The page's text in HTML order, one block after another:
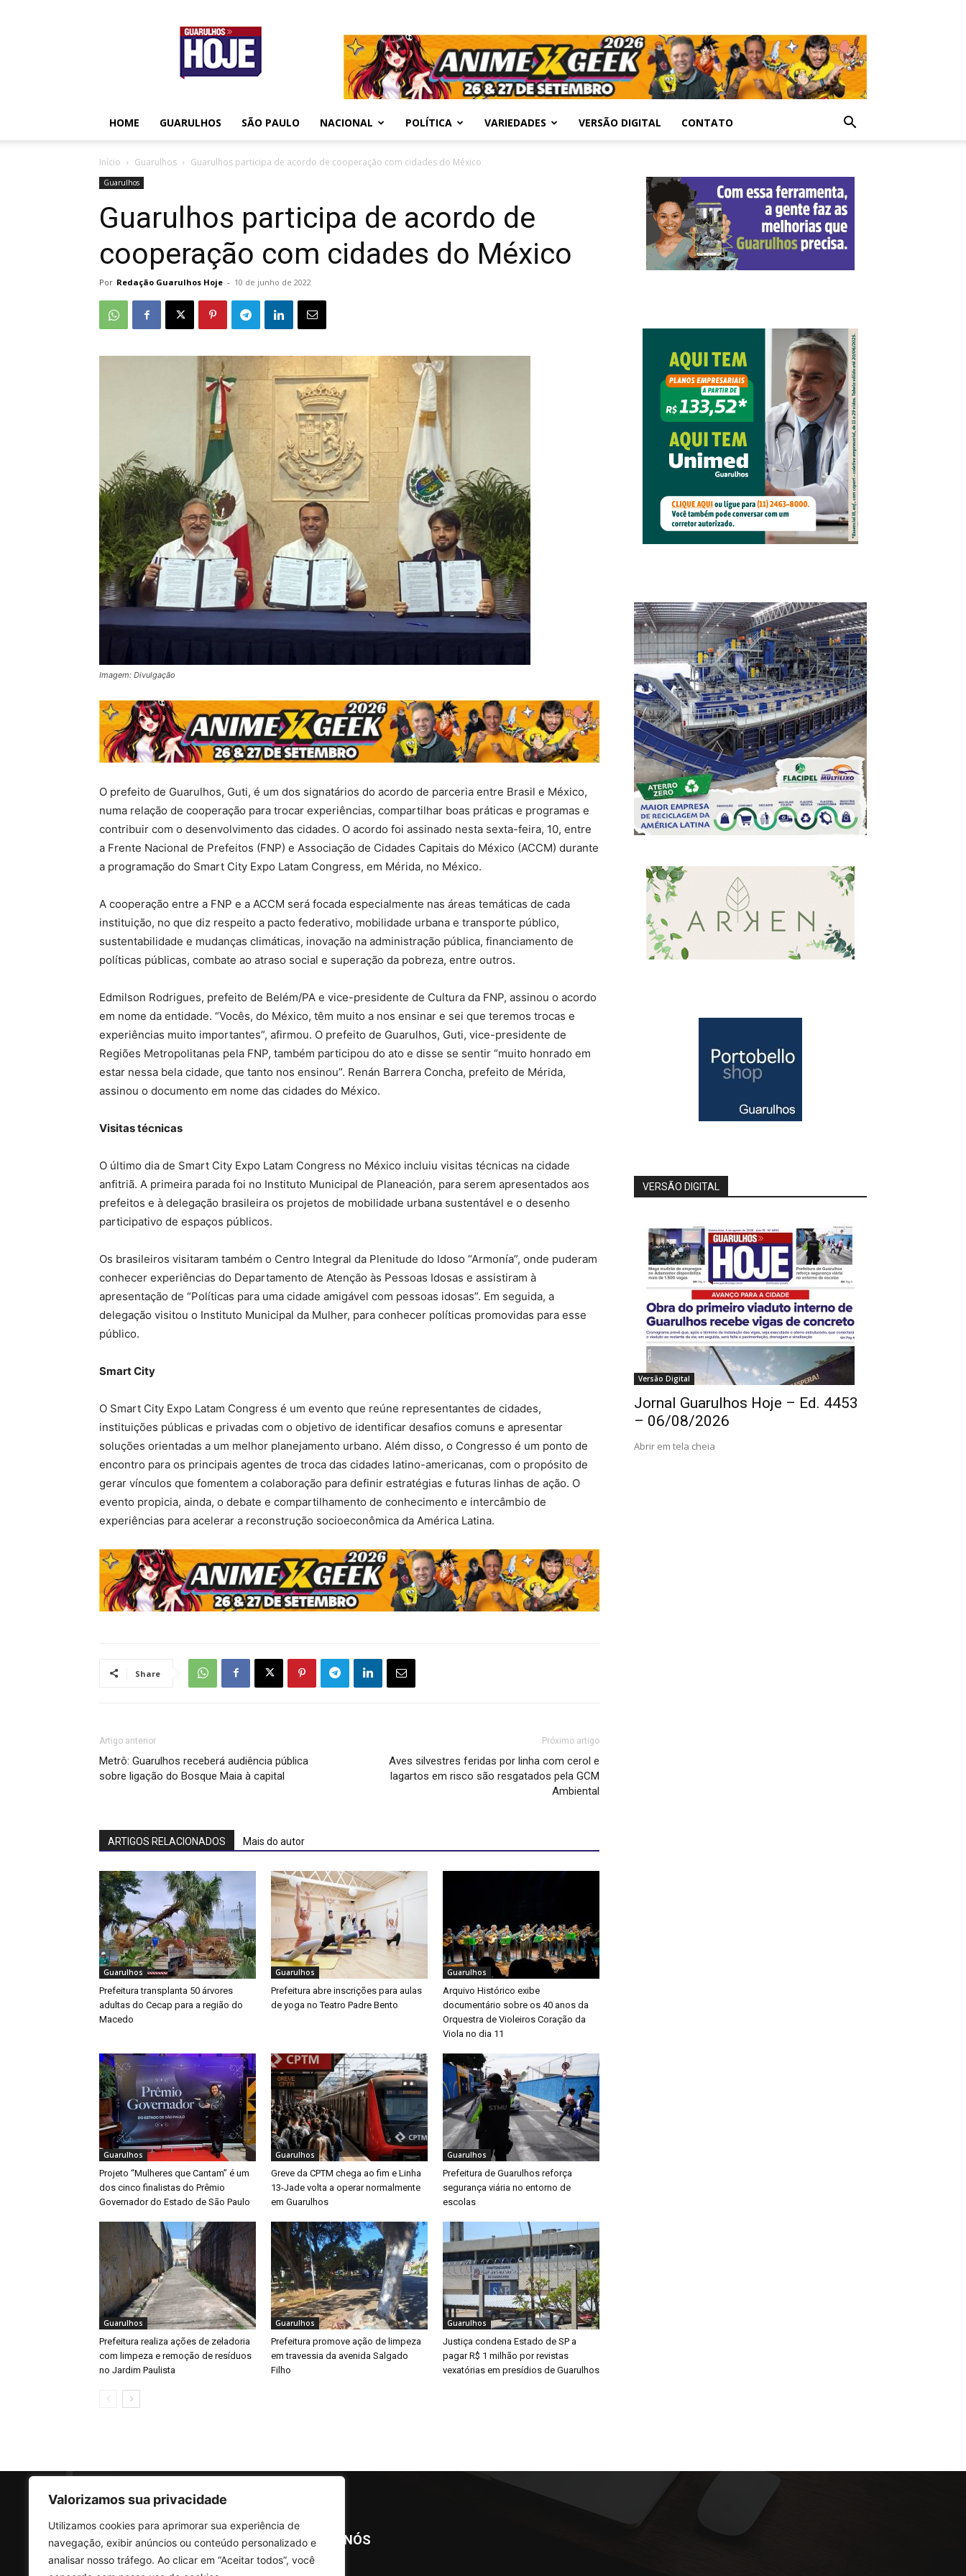
Valorizamos sua privacidade
Utilizamos cookies para aprimorar sua experiência de
navegação, exibir anúncios ou conteúdo personalizado e
analisar nosso tráfego. Ao clicar em “Aceitar todos”, você
Guarulhos
Hoje
HOME GUARULHOS SÃO PAULO NACIONAL POLÍTICA VARIEDADES VERSÃO DIGITAL CONTATO
Início Guarulhos Guarulhos participa de acordo de cooperação com cidades do México
Guarulhos
Guarulhos participa de acordo de
cooperação com cidades do México
Por Redação Guarulhos Hoje - 10 de junho de 2022
Imagem: Divulgação
O prefeito de Guarulhos, Guti, é um dos signatários do acordo de parceria entre Brasil e México,
numa relação de cooperação para trocar experiências, compartilhar boas práticas e programas e
contribuir com o desenvolvimento das cidades. O acordo foi assinado nesta sexta-feira, 10, entre
a Frente Nacional de Prefeitos (FNP) e Associação de Cidades Capitais do México (ACCM) durante
a programação do Smart City Expo Latam Congress, em Mérida, no México.
A cooperação entre a FNP e a ACCM será focada especialmente nas áreas temáticas de cada
instituição, no que diz respeito a pacto federativo, mobilidade urbana e transporte público,
sustentabilidade e mudanças climáticas, inovação na administração pública, financiamento de
políticas públicas, combate ao atraso social e superação da pobreza, entre outros.
Edmilson Rodrigues, prefeito de Belém/PA e vice-presidente de Cultura da FNP, assinou o acordo
em nome da entidade. “Vocês, do México, têm muito a nos ensinar e sei que teremos trocas e
experiências muito importantes”, afirmou. O prefeito de Guarulhos, Guti, vice-presidente de
Regiões Metropolitanas pela FNP, também participou do ato e disse se sentir “muito honrado em
estar nessa bela cidade, que tanto nos ensinou”. Renán Barrera Concha, prefeito de Mérida,
assinou o documento em nome das cidades do México.
Visitas técnicas
O último dia de Smart City Expo Latam Congress no México incluiu visitas técnicas na cidade
anfitriã. A primeira parada foi no Instituto Municipal de Planeación, para serem apresentados aos
prefeitos e à delegação brasileira os projetos de mobilidade urbana sustentável e o desenho
participativo de espaços públicos.
Os brasileiros visitaram também o Centro Integral da Plenitude do Idoso “Armonía”, onde puderam
conhecer experiências do Departamento de Atenção às Pessoas Idosas e assistiram à
apresentação de “Políticas para uma cidade amigável com pessoas idosas”. Em seguida, a
delegação visitou o Instituto Municipal da Mulher, para conhecer políticas promovidas para esse
público.
Smart City
O Smart City Expo Latam Congress é um evento que reúne representantes de cidades,
instituições públicas e privadas com o objetivo de identificar desafios comuns e apresentar
soluções orientadas a um melhor planejamento urbano. Além disso, o Congresso é um ponto de
encontro para os principais agentes de troca das cidades latino-americanas, com o propósito de
gerar vínculos que fomentem a colaboração para definir estratégias e futuras linhas de ação. O
evento propicia, ainda, o debate e compartilhamento de conhecimento e intercâmbio de
experiências para acelerar a reconstrução socioeconômica da América Latina.
Share
Artigo anterior
Metrô: Guarulhos receberá audiência pública
sobre ligação do Bosque Maia à capital
Próximo artigo
Aves silvestres feridas por linha com cerol e
lagartos em risco são resgatados pela GCM
Ambiental
ARTIGOS RELACIONADOS Mais do autor
Guarulhos
Prefeitura transplanta 50 árvores
adultas do Cecap para a região do
Macedo
Guarulhos
Prefeitura abre inscrições para aulas
de yoga no Teatro Padre Bento
Guarulhos
Arquivo Histórico exibe
documentário sobre os 40 anos da
Orquestra de Violeiros Coração da
Viola no dia 11
Guarulhos
Projeto “Mulheres que Cantam” é um
dos cinco finalistas do Prêmio
Governador do Estado de São Paulo
Guarulhos
Greve da CPTM chega ao fim e Linha
13-Jade volta a operar normalmente
em Guarulhos
Guarulhos
Prefeitura de Guarulhos reforça
segurança viária no entorno de
escolas
Guarulhos
Prefeitura realiza ações de zeladoria
com limpeza e remoção de resíduos
no Jardim Paulista
Guarulhos
Prefeitura promove ação de limpeza
em travessia da avenida Salgado
Filho
Guarulhos
Justiça condena Estado de SP a
pagar R$ 1 milhão por revistas
vexatórias em presídios de Guarulhos
VERSÃO DIGITAL
Versão Digital
Jornal Guarulhos Hoje – Ed. 4453
– 06/08/2026
Abrir em tela cheia
SOBRE NÓS